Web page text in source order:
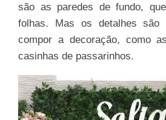
são as paredes de fundo,
folhas. Mas os detalhes são
compor a decoração, como
casinhas de passarinhos.